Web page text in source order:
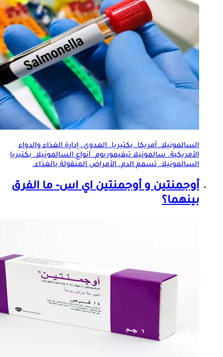
السالمونيلا. أمريكا.بكتيريا. العدوى. إدارة الغذاء والدواء
الأمريكية. سالمونيلا تيفيموريوم. أنواع السالمونيلا.بكتيريا
السالمونيلا. تسمم الدم. الأمراض المنقولة بالغذاء.
أوجمنتين و أوجمنتين اي اس- ما الفرق
بينهما؟